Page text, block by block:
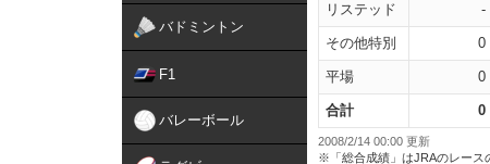
バドミントン
F1
バレーボール
リステッド -
その他特別 0
平場 0
合計 0
2008/2/14 00:00 更新
※「総合成績」はJRAのレース